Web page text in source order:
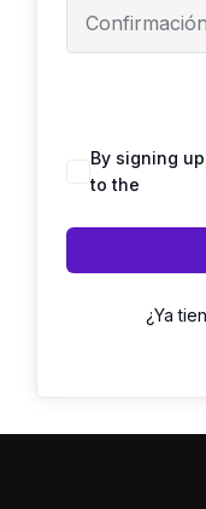
By signing
to the
¿Ya